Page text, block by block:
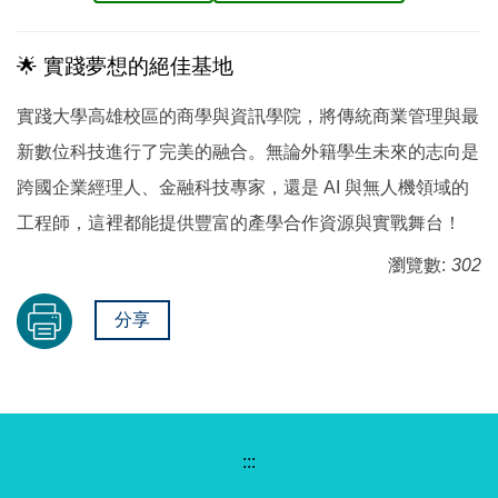
🌟 實踐夢想的絕佳基地
實踐大學高雄校區的商學與資訊學院，將傳統商業管理與最
新數位科技進行了完美的融合。無論外籍學生未來的志向是
跨國企業經理人、金融科技專家，還是 AI 與無人機領域的
工程師，這裡都能提供豐富的產學合作資源與實戰舞台！
瀏覽數: 302
分享
:::